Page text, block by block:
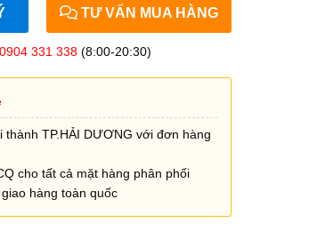
TƯ VẤN MUA HÀNG
0904 331 338 (8:00-20:30)
thành TP.HẢI DƯƠNG với đơn hàng
cho tất cả mặt hàng phân phối
hàng toàn quốc